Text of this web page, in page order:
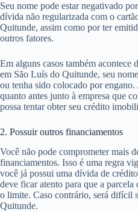
Seu nome pode estar negativado
dívida não regularizada com o
Quitunde, assim como por ter
outros fatores.
Em alguns casos também acontece
em São Luís do Quitunde, seu
ou tenha sido colocado por
quanto antes junto à empresa que
possa tentar obter seu crédito
2. Possuir outros financiamentos
Você não pode comprometer mais
financiamentos. Isso é uma regra
você já possui uma dívida de
deve ficar atento para que a
o limite. Caso contrário, será difícil
Quitunde.